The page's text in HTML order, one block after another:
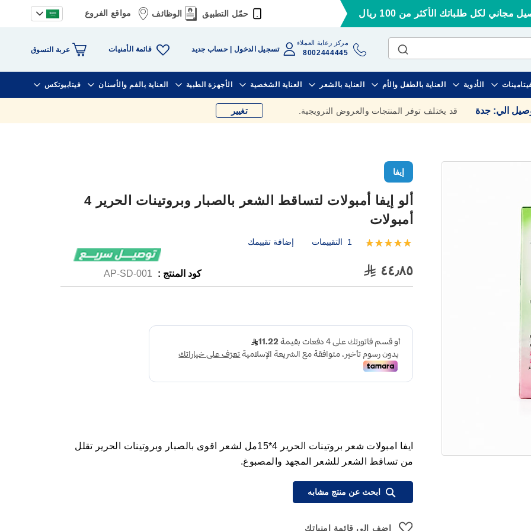
مجاني لكل طلباتك الأكثر من 100 ريال حمّل التطبيق الوظائف مواقع الفروع
مركز رعاية العملاء
8002444445 تسجيل الدخول حساب جديد قائمة الأمنيات عربة التسوق
الأدوية العناية بالطفل والأم العناية بالشعر العناية الشخصية الأجهزة الطبية العناية بالفم والأسنان فيتابيوتكس
الي: جدة قد يختلف توفر المنتجات والعروض الترويجية. تغيير
إيفا
ألو إيفا أمبولات لتساقط الشعر بالصبار وبروتينات الحرير 4
أمبولات
تقييم:
1 التقييمات إضافة تقييمك
٤٤٫٨٥ كود المنتج : AP-SD-001
ايفا امبولات شعر بروتينات الحرير 4*15مل لشعر اقوى بالصبار وبروتينات الحرير تقلل